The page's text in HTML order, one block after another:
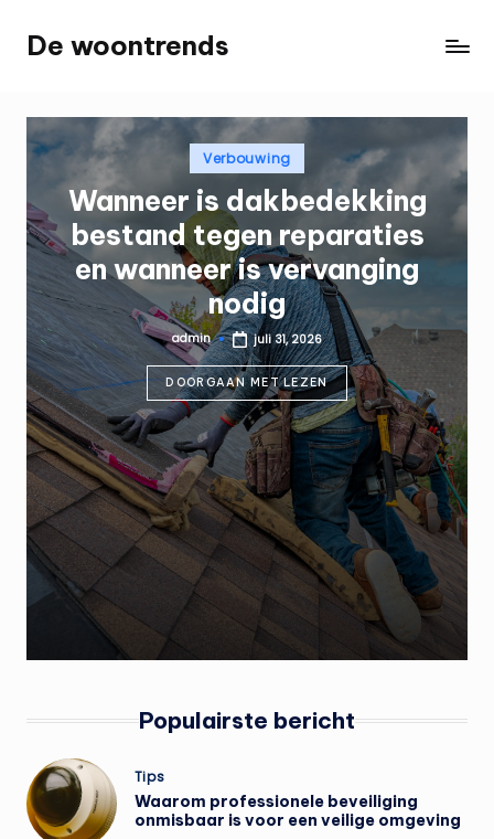
inhoud
De woontrends
Interieur
lifestyle
blog
Geplaatst
inVerbouwing
Wanneer is dakbedekking
bestand tegen reparaties
en wanneer is vervanging
nodig
Geplaatst
door
admin juli 31, 2026
DOORGAAN MET LEZEN
Populairste bericht
Geplaatst
in
Tips
Waarom professionele beveiliging
onmisbaar is voor een veilige omgeving